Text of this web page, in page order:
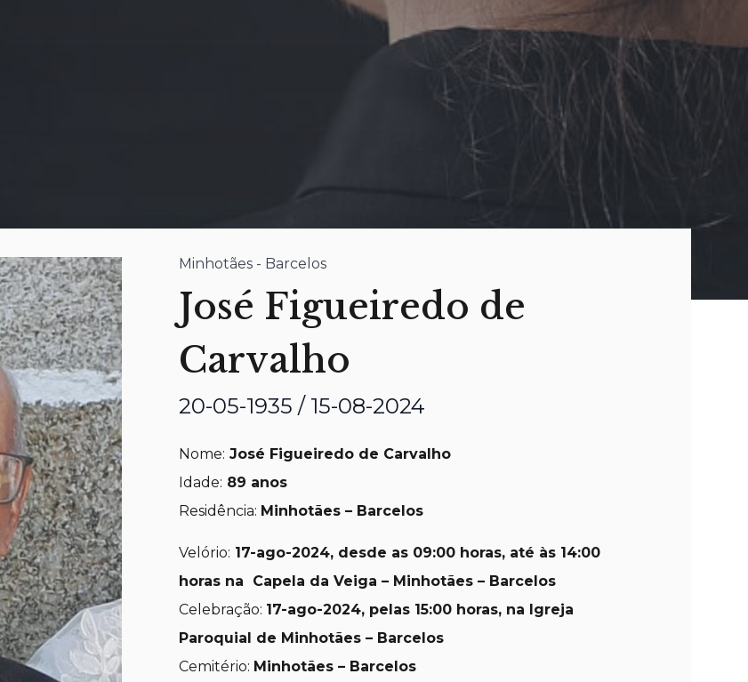
Minhotães - Barcelos
José Figueiredo de
Carvalho
20-05-1935 / 15-08-2024
Nome: José Figueiredo de Carvalho
Idade: 89 anos
Residência: Minhotães – Barcelos
Velório: 17-ago-2024, desde as 09:00 horas, até às 14:00
horas na Capela da Veiga – Minhotães – Barcelos
Celebração: 17-ago-2024, pelas 15:00 horas, na Igreja
Paroquial de Minhotães – Barcelos
Cemitério: Minhotães – Barcelos